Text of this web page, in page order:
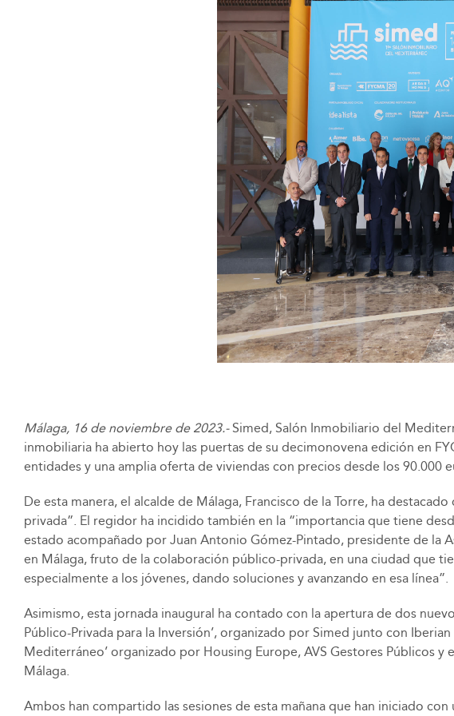
Málaga, 16 de noviembre de 2023.-Simed, Salón Inmobiliario del
inmobiliaria ha abierto hoy las puertas de su decimonovena edición en
entidades y una amplia oferta de viviendas con precios desde los
De esta manera, el alcalde de Málaga, Francisco de la Torre, ha
privada”. El regidor ha incidido también en la “importancia que tiene
estado acompañado por Juan Antonio Gómez-Pintado, presidente de la
en Málaga, fruto de la colaboración público-privada, en una ciudad que
especialmente a los jóvenes, dando soluciones y avanzando en esa línea”.
Asimismo, esta jornada inaugural ha contado con la apertura de dos
Público-Privada para la Inversión’, organizado por Simed junto con
Mediterráneo’ organizado por Housing Europe, AVS Gestores Públicos
Málaga.
Ambos han compartido las sesiones de esta mañana que han iniciado